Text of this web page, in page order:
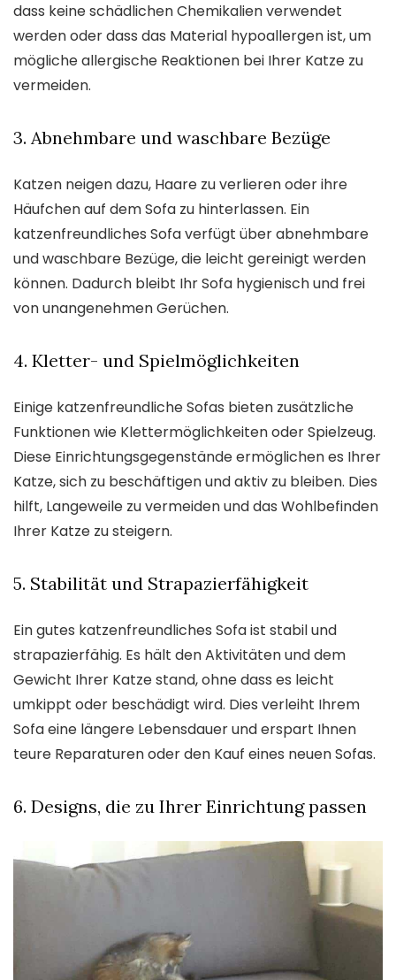
dass keine schädlichen Chemikalien verwendet
werden oder dass das Material hypoallergen ist, um
mögliche allergische Reaktionen bei Ihrer Katze zu
vermeiden.
3. Abnehmbare und waschbare Bezüge
Katzen neigen dazu, Haare zu verlieren oder ihre
Häufchen auf dem Sofa zu hinterlassen. Ein
katzenfreundliches Sofa verfügt über abnehmbare
und waschbare Bezüge, die leicht gereinigt werden
können. Dadurch bleibt Ihr Sofa hygienisch und frei
von unangenehmen Gerüchen.
4. Kletter- und Spielmöglichkeiten
Einige katzenfreundliche Sofas bieten zusätzliche
Funktionen wie Klettermöglichkeiten oder Spielzeug.
Diese Einrichtungsgegenstände ermöglichen es Ihrer
Katze, sich zu beschäftigen und aktiv zu bleiben. Dies
hilft, Langeweile zu vermeiden und das Wohlbefinden
Ihrer Katze zu steigern.
5. Stabilität und Strapazierfähigkeit
Ein gutes katzenfreundliches Sofa ist stabil und
strapazierfähig. Es hält den Aktivitäten und dem
Gewicht Ihrer Katze stand, ohne dass es leicht
umkippt oder beschädigt wird. Dies verleiht Ihrem
Sofa eine längere Lebensdauer und erspart Ihnen
teure Reparaturen oder den Kauf eines neuen Sofas.
6. Designs, die zu Ihrer Einrichtung passen